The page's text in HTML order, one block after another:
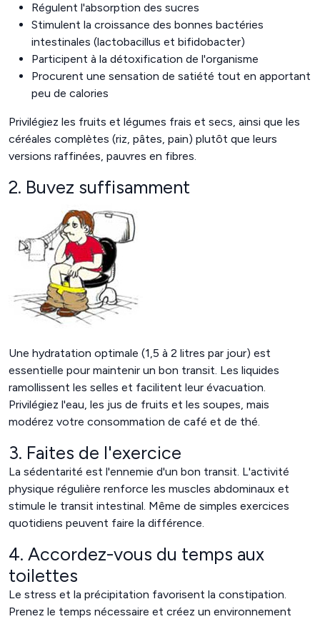
Régulent l'absorption des sucres
Stimulent la croissance des bonnes bactéries
intestinales (lactobacillus et bifidobacter)
Participent à la détoxification de l'organisme
Procurent une sensation de satiété tout en apportant
peu de calories
Privilégiez les fruits et légumes frais et secs, ainsi que les
céréales complètes (riz, pâtes, pain) plutôt que leurs
versions raffinées, pauvres en fibres.
2. Buvez suffisamment
Une hydratation optimale (1,5 à 2 litres par jour) est
essentielle pour maintenir un bon transit. Les liquides
ramollissent les selles et facilitent leur évacuation.
Privilégiez l'eau, les jus de fruits et les soupes, mais
modérez votre consommation de café et de thé.
3. Faites de l'exercice
La sédentarité est l'ennemie d'un bon transit. L'activité
physique régulière renforce les muscles abdominaux et
stimule le transit intestinal. Même de simples exercices
quotidiens peuvent faire la différence.
4. Accordez-vous du temps aux
toilettes
Le stress et la précipitation favorisent la constipation.
Prenez le temps nécessaire et créez un environnement